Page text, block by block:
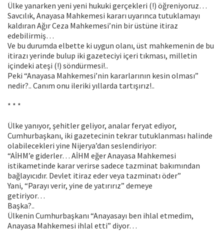
Ülke yanarken yeni yeni hukuki gerçekleri (!) öğreniyoruz…
Savcılık, Anayasa Mahkemesi kararı uyarınca tutuklamayı
kaldıran Ağır Ceza Mahkemesi’nin bir üstüne itiraz
edebilirmiş…
Ve bu durumda elbette ki uygun olanı, üst mahkemenin de bu
itirazı yerinde bulup iki gazeteciyi içeri tıkması, milletin
içindeki ateşi (!) söndürmesi!..
Peki “Anayasa Mahkemesi’nin kararlarının kesin olması”
nedir?.. Canım onu ileriki yıllarda tartışırız!..
* * *
Ülke yanıyor, şehitler geliyor, analar feryat ediyor,
Cumhurbaşkanı, iki gazetecinin tekrar tutuklanması halinde
olabilecekleri yine Nijerya’dan seslendiriyor:
“AİHM’e giderler… AİHM eğer Anayasa Mahkemesi
istikametinde karar verirse sadece tazminat bakımından
bağlayıcıdır. Devlet itiraz eder veya tazminatı öder”
Yani, “Parayı verir, yine de yatırırız” demeye
getiriyor…
Başka?..
Ülkenin Cumhurbaşkanı “Anayasayı ben ihlal etmedim,
Anayasa Mahkemesi ihlal etti” diyor…